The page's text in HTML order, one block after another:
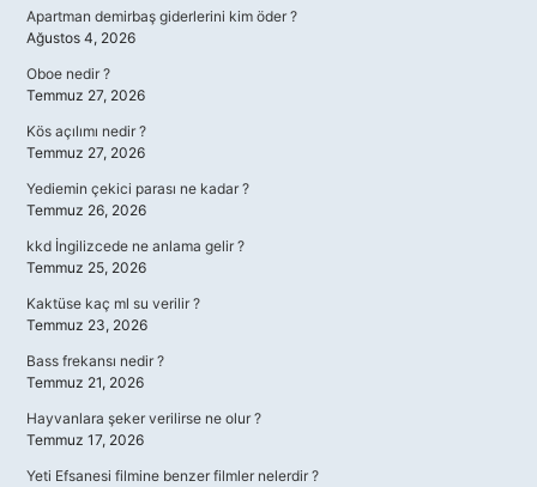
Apartman demirbaş giderlerini kim öder ?
Ağustos 4, 2026
Oboe nedir ?
Temmuz 27, 2026
Kös açılımı nedir ?
Temmuz 27, 2026
Yediemin çekici parası ne kadar ?
Temmuz 26, 2026
kkd İngilizcede ne anlama gelir ?
Temmuz 25, 2026
Kaktüse kaç ml su verilir ?
Temmuz 23, 2026
Bass frekansı nedir ?
Temmuz 21, 2026
Hayvanlara şeker verilirse ne olur ?
Temmuz 17, 2026
Yeti Efsanesi filmine benzer filmler nelerdir ?